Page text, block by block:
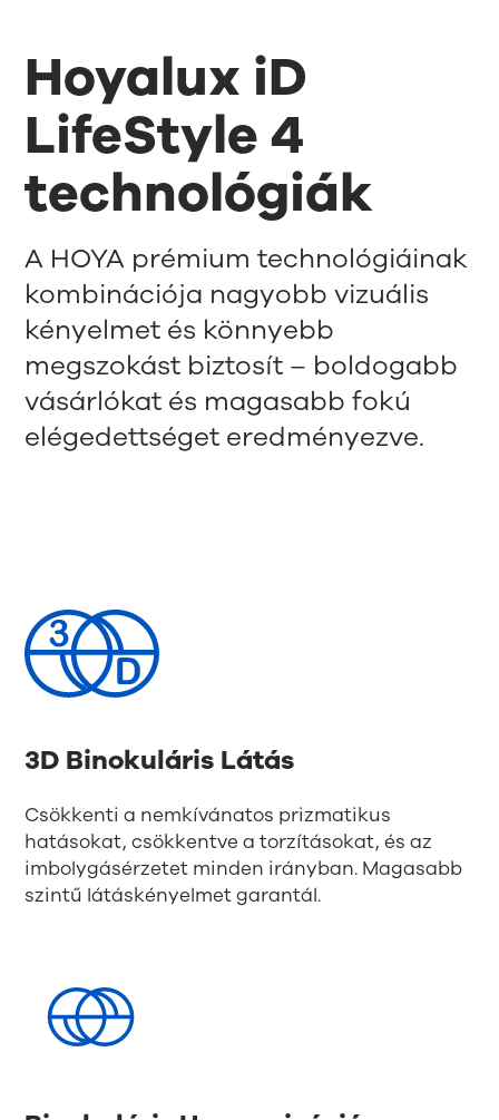
Hoyalux iD
LifeStyle 4
technológiák
A HOYA prémium technológiáinak
kombinációja nagyobb vizuális
kényelmet és könnyebb
megszokást biztosít – boldogabb
vásárlókat és magasabb fokú
elégedettséget eredményezve.
3D Binokuláris Látás
Csökkenti a nemkívánatos prizmatikus
hatásokat, csökkentve a torzításokat, és az
imbolygásérzetet minden irányban. Magasabb
szintű látáskényelmet garantál.